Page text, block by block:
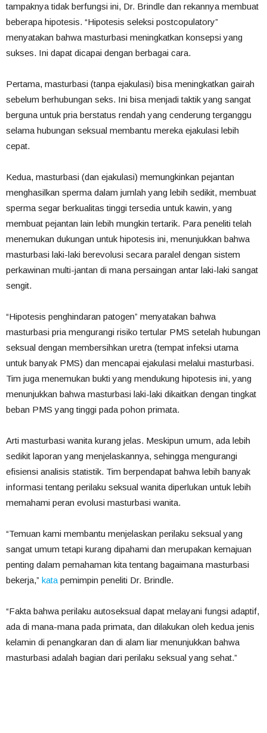
tampaknya tidak berfungsi ini, Dr. Brindle dan rekannya membuat
beberapa hipotesis. “Hipotesis seleksi postcopulatory”
menyatakan bahwa masturbasi meningkatkan konsepsi yang
sukses. Ini dapat dicapai dengan berbagai cara.
Pertama, masturbasi (tanpa ejakulasi) bisa meningkatkan gairah
sebelum berhubungan seks. Ini bisa menjadi taktik yang sangat
berguna untuk pria berstatus rendah yang cenderung terganggu
selama hubungan seksual membantu mereka ejakulasi lebih
cepat.
Kedua, masturbasi (dan ejakulasi) memungkinkan pejantan
menghasilkan sperma dalam jumlah yang lebih sedikit, membuat
sperma segar berkualitas tinggi tersedia untuk kawin, yang
membuat pejantan lain lebih mungkin tertarik. Para peneliti telah
menemukan dukungan untuk hipotesis ini, menunjukkan bahwa
masturbasi laki-laki berevolusi secara paralel dengan sistem
perkawinan multi-jantan di mana persaingan antar laki-laki sangat
sengit.
“Hipotesis penghindaran patogen” menyatakan bahwa
masturbasi pria mengurangi risiko tertular PMS setelah hubungan
seksual dengan membersihkan uretra (tempat infeksi utama
untuk banyak PMS) dan mencapai ejakulasi melalui masturbasi.
Tim juga menemukan bukti yang mendukung hipotesis ini, yang
menunjukkan bahwa masturbasi laki-laki dikaitkan dengan tingkat
beban PMS yang tinggi pada pohon primata.
Arti masturbasi wanita kurang jelas. Meskipun umum, ada lebih
sedikit laporan yang menjelaskannya, sehingga mengurangi
efisiensi analisis statistik. Tim berpendapat bahwa lebih banyak
informasi tentang perilaku seksual wanita diperlukan untuk lebih
memahami peran evolusi masturbasi wanita.
“Temuan kami membantu menjelaskan perilaku seksual yang
sangat umum tetapi kurang dipahami dan merupakan kemajuan
penting dalam pemahaman kita tentang bagaimana masturbasi
bekerja,” kata pemimpin peneliti Dr. Brindle.
“Fakta bahwa perilaku autoseksual dapat melayani fungsi adaptif,
ada di mana-mana pada primata, dan dilakukan oleh kedua jenis
kelamin di penangkaran dan di alam liar menunjukkan bahwa
masturbasi adalah bagian dari perilaku seksual yang sehat.”